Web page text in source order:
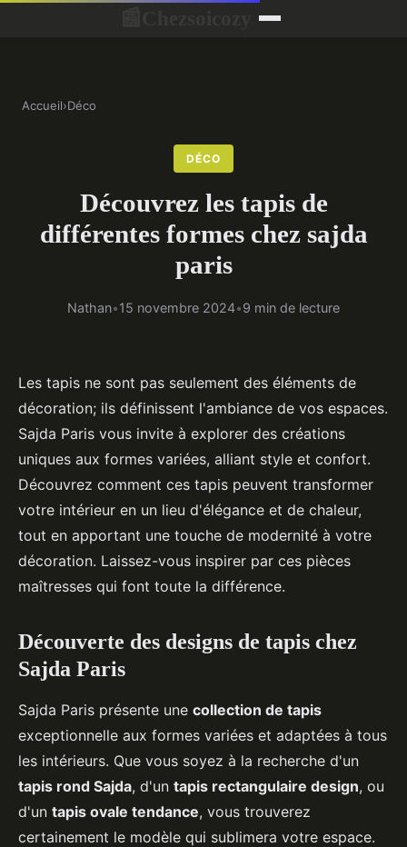
Accueil›Déco
DÉCO
Découvrez les tapis de
différentes formes chez sajda
paris
Nathan•15 novembre 2024•9 min de lecture
Les tapis ne sont pas seulement des éléments de
décoration; ils définissent l'ambiance de vos espaces.
Sajda Paris vous invite à explorer des créations
uniques aux formes variées, alliant style et confort.
Découvrez comment ces tapis peuvent transformer
votre intérieur en un lieu d'élégance et de chaleur,
tout en apportant une touche de modernité à votre
décoration. Laissez-vous inspirer par ces pièces
maîtresses qui font toute la différence.
Découverte des designs de tapis chez
Sajda Paris
Sajda Paris présente une collection de tapis
exceptionnelle aux formes variées et adaptées à tous
les intérieurs. Que vous soyez à la recherche d'un
tapis rond Sajda, d'un tapis rectangulaire design, ou
d'un tapis ovale tendance, vous trouverez
certainement le modèle qui sublimera votre espace.